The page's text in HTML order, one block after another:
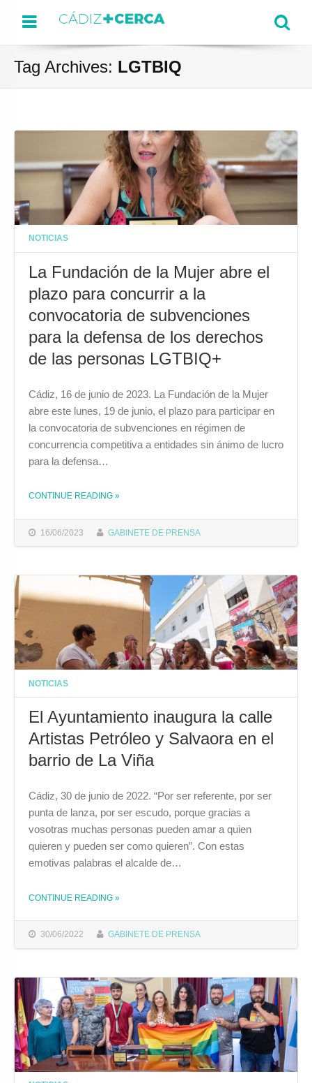
Menu
Tag Archives: LGTBIQ
NOTICIAS
La Fundación de la Mujer abre el
plazo para concurrir a la
convocatoria de subvenciones
para la defensa de los derechos
de las personas LGTBIQ+
16/06/2023 GABINETE DE PRENSA
Cádiz, 16 de junio de 2023. La Fundación de la Mujer
abre este lunes, 19 de junio, el plazo para participar en
la convocatoria de subvenciones en régimen de
concurrencia competitiva a entidades sin ánimo de lucro
para la defensa…
CONTINUE READING »
NOTICIAS
El Ayuntamiento inaugura la calle
Artistas Petróleo y Salvaora en el
barrio de La Viña
30/06/2022 GABINETE DE PRENSA
Cádiz, 30 de junio de 2022. “Por ser referente, por ser
punta de lanza, por ser escudo, porque gracias a
vosotras muchas personas pueden amar a quien
quieren y pueden ser como quieren”. Con estas
emotivas palabras el alcalde de…
CONTINUE READING THE "EL AYUNTAMIENTO INAUGURA LA CALLE ARTISTAS PETRÓLEO Y SALVAORA EN EL BARRIO DE LA VIÑA"
»